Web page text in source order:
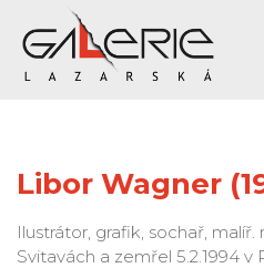
Libor Wagner
Ilustrátor, grafik, sochař, malíř.
Svitavách a zemřel 5.2.1994 v